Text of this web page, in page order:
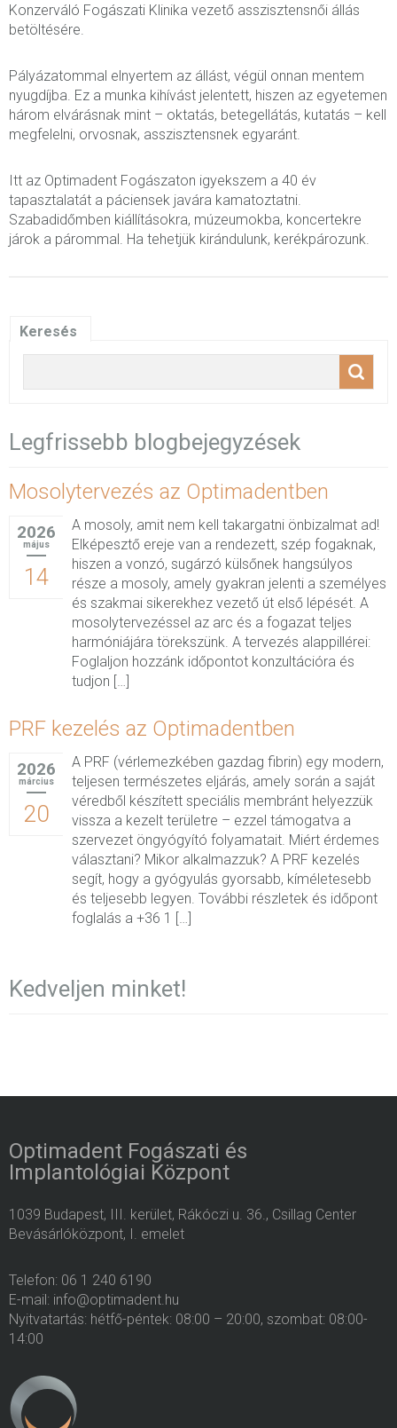
Konzerváló Fogászati Klinika vezető asszisztensnői állás
betöltésére.
Pályázatommal elnyertem az állást, végül onnan mentem
nyugdíjba. Ez a munka kihívást jelentett, hiszen az egyetemen
három elvárásnak mint – oktatás, betegellátás, kutatás – kell
megfelelni, orvosnak, asszisztensnek egyaránt.
Itt az Optimadent Fogászaton igyekszem a 40 év
tapasztalatát a páciensek javára kamatoztatni.
Szabadidőmben kiállításokra, múzeumokba, koncertekre
járok a párommal. Ha tehetjük kirándulunk, kerékpározunk.
Keresés
Legfrissebb blogbejegyzések
Mosolytervezés az Optimadentben
2026
május
14
A mosoly, amit nem kell takargatni önbizalmat ad!
Elképesztő ereje van a rendezett, szép fogaknak,
hiszen a vonzó, sugárzó külsőnek hangsúlyos
része a mosoly, amely gyakran jelenti a személyes
és szakmai sikerekhez vezető út első lépését. A
mosolytervezéssel az arc és a fogazat teljes
harmóniájára törekszünk. A tervezés alappillérei:
Foglaljon hozzánk időpontot konzultációra és
tudjon […]
PRF kezelés az Optimadentben
2026
március
20
A PRF (vérlemezkében gazdag fibrin) egy modern,
teljesen természetes eljárás, amely során a saját
véredből készített speciális membránt helyezzük
vissza a kezelt területre – ezzel támogatva a
szervezet öngyógyító folyamatait. Miért érdemes
választani? Mikor alkalmazzuk? A PRF kezelés
segít, hogy a gyógyulás gyorsabb, kíméletesebb
és teljesebb legyen. További részletek és időpont
foglalás a +36 1 […]
Kedveljen minket!
Optimadent Fogászati és
Implantológiai Központ
1039 Budapest, III. kerület, Rákóczi u. 36., Csillag Center
Bevásárlóközpont, I. emelet
Telefon: 06 1 240 6190
E-mail: info@optimadent.hu
Nyitvatartás: hétfő-péntek: 08:00 – 20:00, szombat: 08:00-
14:00